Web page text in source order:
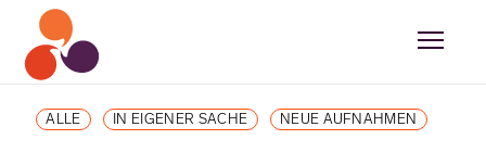
ALLE IN EIGENER SACHE NEUE AUFNAHMEN